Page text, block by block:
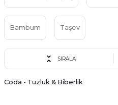
Bambum Taşev
SIRALA
Coda - Tuzluk & Biberlik